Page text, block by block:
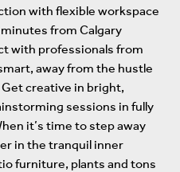
with flexible workspace
from Calgary
with professionals from
away from the hustle
creative in bright,
sessions in fully
it’s time to step away
in the tranquil inner
furniture, plants and tons